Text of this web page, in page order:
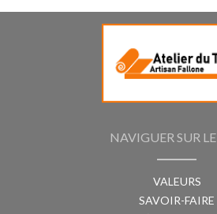
NAVIGUER SUR
VALEURS
SAVOIR-FAIRE